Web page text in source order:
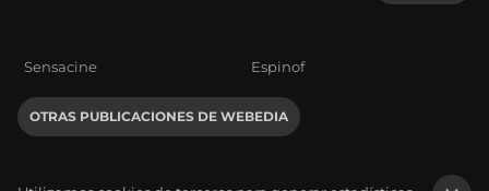
Sensacine Espinof
OTRAS PUBLICACIONES DE WEBEDIA